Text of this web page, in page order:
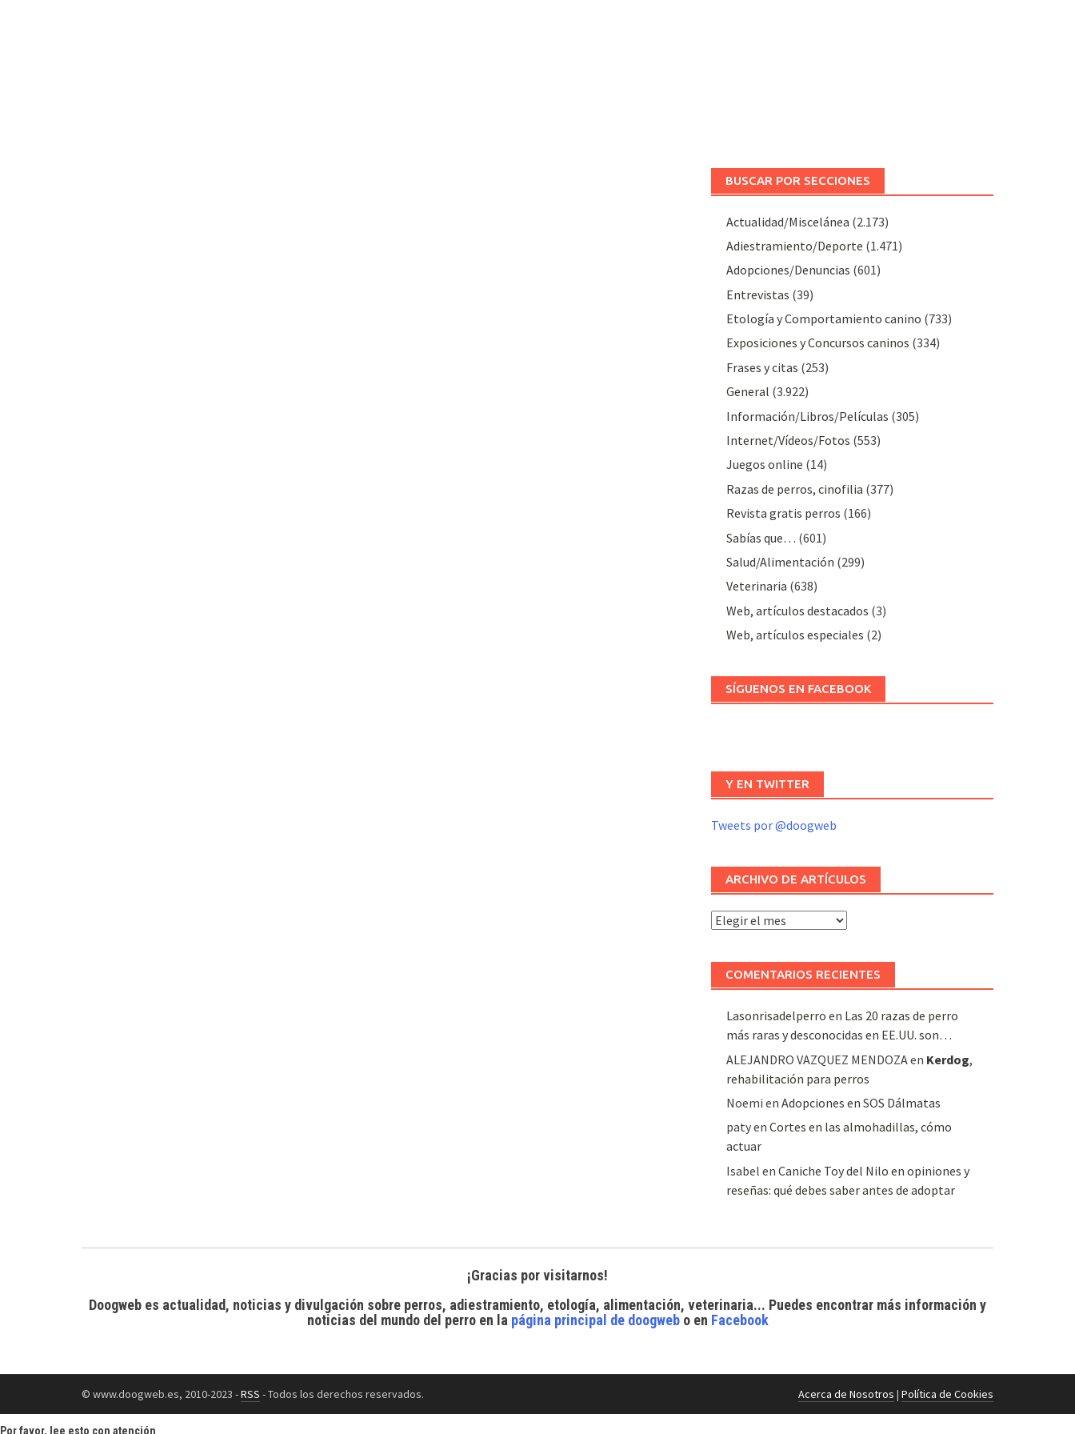
BUSCAR POR SECCIONES
Actualidad/Miscelánea (2.173)
Adiestramiento/Deporte (1.471)
Adopciones/Denuncias (601)
Entrevistas (39)
Etología y Comportamiento canino (733)
Exposiciones y Concursos caninos (334)
Frases y citas (253)
General (3.922)
Información/Libros/Películas (305)
Internet/Vídeos/Fotos (553)
Juegos online (14)
Razas de perros, cinofilia (377)
Revista gratis perros (166)
Sabías que… (601)
Salud/Alimentación (299)
Veterinaria (638)
Web, artículos destacados (3)
Web, artículos especiales (2)
SÍGUENOS EN FACEBOOK
Y EN TWITTER
Tweets por @doogweb
ARCHIVO DE ARTÍCULOS
Archivo
artículos
COMENTARIOS RECIENTES
Lasonrisadelperro en Las 20 razas de perro
más raras y desconocidas en EE.UU. son…
ALEJANDRO VAZQUEZ MENDOZAen Kerdog,
rehabilitación para perros
Noemi en Adopciones en SOS Dálmatas
patyen Cortes en las almohadillas, cómo
actuar
Isabel en Caniche Toy del Nilo en opiniones y
reseñas: qué debes saber antes de adoptar
¡Gracias por visitarnos!
Doogweb es actualidad, noticias y divulgación sobre perros, adiestramiento, etología, alimentación, veterinaria... Puedes encontrar más información y
noticias del mundo del perroen la página principal de doogwebo en Facebook
© www.doogweb.es, 2010-2023 -RSS - Todos los derechos reservados. Acerca de Nosotros | Política de Cookies
Por favor, lee esto con atención